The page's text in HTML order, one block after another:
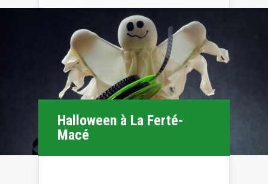
Halloween à La Ferté-
Macé